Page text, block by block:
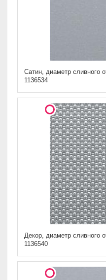
Сатин, диаметр сливного
1136534
Декор, диаметр сливного
1136540